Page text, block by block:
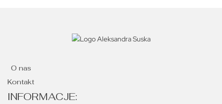
O nas
Kontakt
INFORMACJE: